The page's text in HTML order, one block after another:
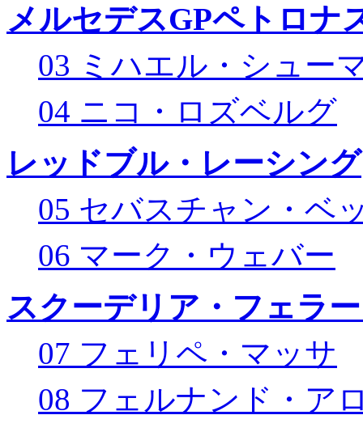
メルセデスGPペトロナ
03 ミハエル・シュー
04 ニコ・ロズベルグ
レッドブル・レーシング
05 セバスチャン・ベ
06 マーク・ウェバー
スクーデリア・フェラ
07 フェリペ・マッサ
08 フェルナンド・ア